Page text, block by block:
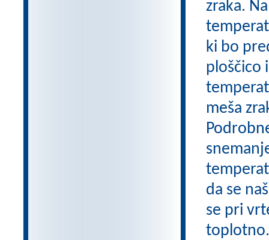
zraka.
ki bo
ploščico
meša
da se
se pri
toplotno.